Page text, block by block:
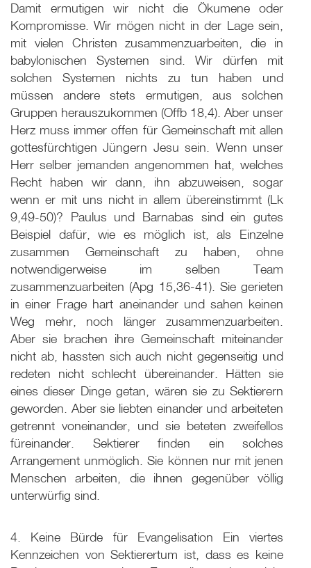
Damit ermutigen wir nicht die Ökumene oder
Kompromisse. Wir mögen nicht in der Lage sein,
mit vielen Christen zusammenzuarbeiten, die in
babylonischen Systemen sind. Wir dürfen mit
solchen Systemen nichts zu tun haben und
müssen andere stets ermutigen, aus solchen
Gruppen herauszukommen (Offb 18,4). Aber unser
Herz muss immer offen für Gemeinschaft mit allen
gottesfürchtigen Jüngern Jesu sein. Wenn unser
Herr selber jemanden angenommen hat, welches
Recht haben wir dann, ihn abzuweisen, sogar
wenn er mit uns nicht in allem übereinstimmt (Lk
9 ,49-50)? Paulus und Barnabas sind ein gutes
Beispiel dafür, wie es möglich ist, als Einzelne
zusammen Gemeinschaft zu haben, ohne
notwendigerweise im selben Team
zusammenzuarbeiten (Apg 15,36-41). Sie gerieten
in einer Frage hart aneinander und sahen keinen
Weg mehr, noch länger zusammenzuarbeiten.
Aber sie brachen ihre Gemeinschaft miteinander
nicht ab, hassten sich auch nicht gegenseitig und
redeten nicht schlecht übereinander. Hätten sie
eines dieser Dinge getan, wären sie zu Sektierern
geworden. Aber sie liebten einander und arbeiteten
getrennt voneinander, und sie beteten zweifellos
füreinander. Sektierer finden ein solches
Arrangement unmöglich. Sie können nur mit jenen
Menschen arbeiten, die ihnen gegenüber völlig
unterwürfig sind.
4. Keine Bürde für Evangelisation Ein viertes
Kennzeichen von Sektierertum ist, dass es keine